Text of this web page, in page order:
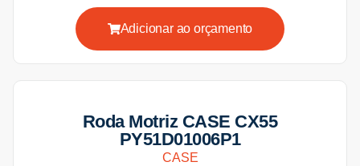
Adicionar ao orçamento
Roda Motriz CASE CX55
PY51D01006P1
CASE